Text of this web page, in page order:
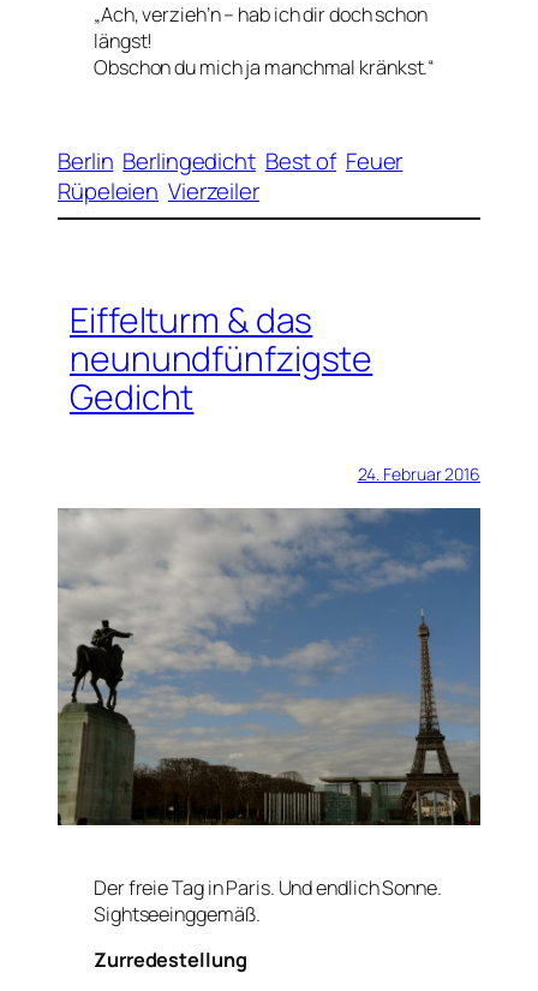
„Ach, verzieh’n – hab ich dir doch schon
längst!
Obschon du mich ja manchmal kränkst.“
Berlin Berlingedicht Best of Feuer
Rüpeleien Vierzeiler
Eiffelturm & das
neunundfünfzigste
Gedicht
24. Februar 2016
Der freie Tag in Paris. Und endlich Sonne.
Sightseeinggemäß.
Zurredestellung